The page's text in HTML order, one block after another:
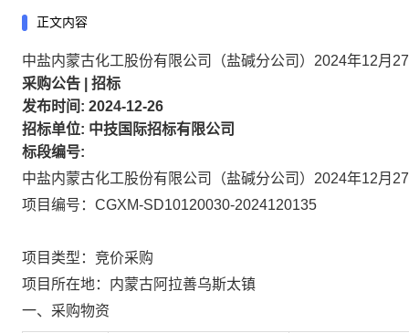
正文内容
中盐内蒙古化工股份有限公司（盐碱分公司）2024年12月
采购公告
招标
发布时间: 2024-12-26
招标单位: 中技国际招标有限公司
标段编号:
中盐内蒙古化工股份有限公司（盐碱分公司）2024年12月
项目编号：CGXM-SD10120030-2024120135
项目类型：竞价采购
项目所在地：内蒙古阿拉善乌斯太镇
一、采购物资